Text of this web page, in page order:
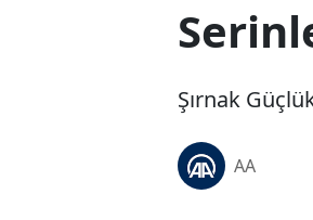
Şırnak
AA